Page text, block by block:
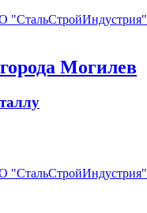
"СтальСтройИндустрия"
Могилев
"СтальСтройИндустрия"